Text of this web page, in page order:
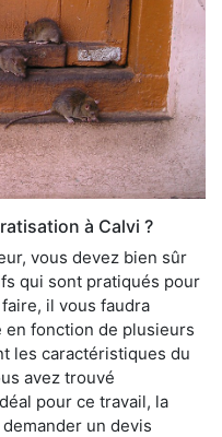
à Calvi ?
vous devez bien sûr
qui sont pratiqués pour
il vous faudra
fonction de plusieurs
les caractéristiques du
avez trouvé
pour ce travail, la
un devis